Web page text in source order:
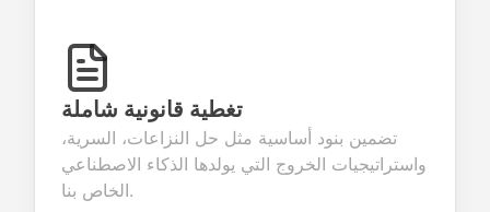
تغطية قانونية شاملة
تضمين بنود أساسية مثل حل النزاعات، السرية،
واستراتيجيات الخروج التي يولدها الذكاء الاصطناعي
الخاص بنا.